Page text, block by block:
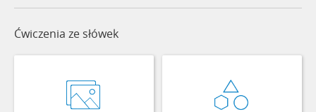
Ćwiczenia ze słówek